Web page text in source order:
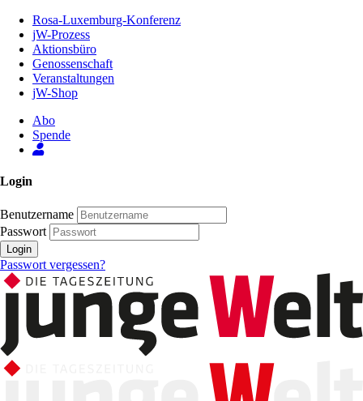
Inhalt
Seite
Rosa-Luxemburg-Konferenz
jW-Prozess
Aktionsbüro
Genossenschaft
Veranstaltungen
jW-Shop
Abo
Spende
Login
Benutzername
Passwort
Login
Passwort vergessen?